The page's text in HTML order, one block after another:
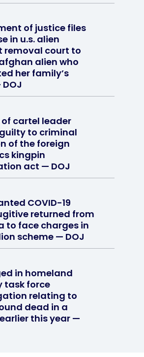
of justice files
in u.s. alien
removal court to
alien who
her family’s
cartel leader
to criminal
of the foreign
kingpin
act — DOJ
COVID-19
returned from
to face charges in
scheme — DOJ
in homeland
task force
relating to
dead in a
this year —